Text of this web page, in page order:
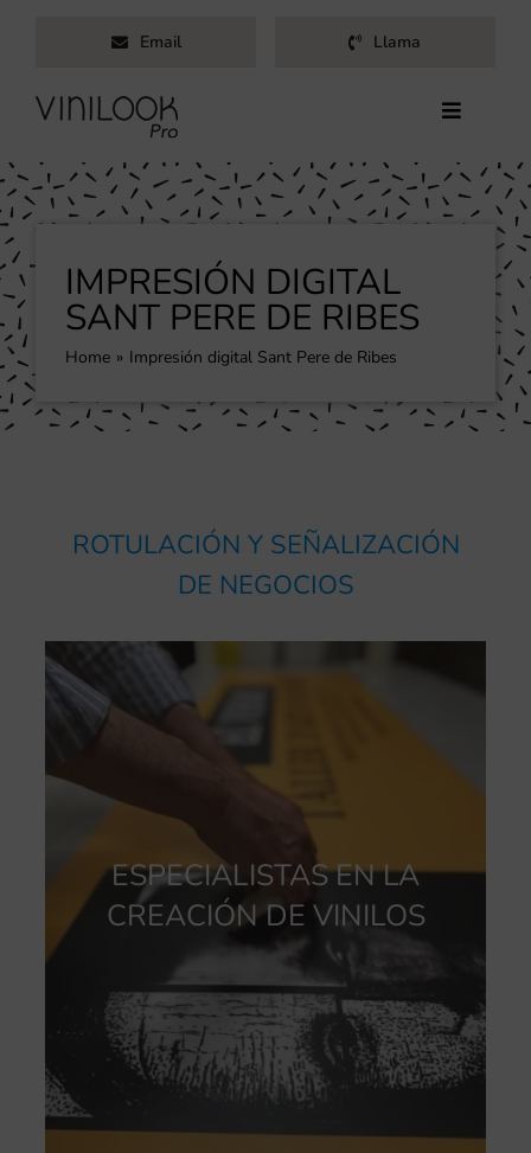
contenido
Email Llama
Toggle
Inicio
Servicios
Productos
Trabajos
Blog
Contacto
IMPRESIÓN DIGITAL
SANT PERE DE RIBES
Home Impresión digital Sant Pere de Ribes
ROTULACIÓN Y SEÑALIZACIÓN
DE NEGOCIOS
ESPECIALISTAS EN LA
CREACIÓN DE VINILOS